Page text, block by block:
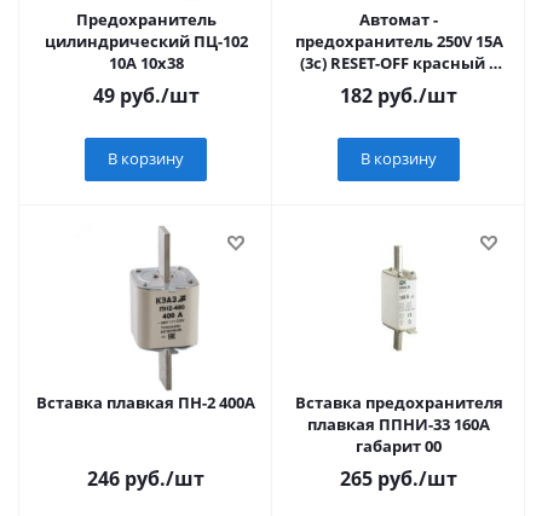
Предохранитель
цилиндрический ПЦ-102
10A 10x38
49руб./шт
В корзину
Автомат -
предохранитель 250V 15А
(3с) RESET-OFF красный с
подсветкой REXANT, 36-
2690
182 руб./шт
В корзину
Вставка плавкая ПН-2 400А
246 руб./шт
Вставка предохранителя
плавкая ППНИ-33 160А
габарит 00
265 руб./шт